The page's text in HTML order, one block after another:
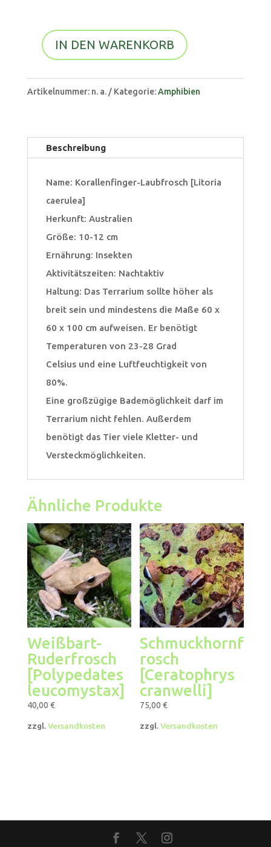
Korallenfinger-
[Litoria
IN DEN WARENKORB
l
n
Artikelnummer: n. a. Kategorie:Amphibien
Beschreibung
Name: Korallenfinger-Laubfrosch [Litoria
caerulea]
Herkunft: Australien
Größe: 10-12 cm
Ernährung: Insekten
Aktivitätszeiten: Nachtaktiv
Haltung: Das Terrarium sollte höher als
breit sein und mindestens die Maße 60 x
60 x 100 cm aufweisen. Er benötigt
Temperaturen von 23-28 Grad
Celsius und eine Luftfeuchtigkeit von
80%.
Eine großzügige Bademöglichkeit darf im
Terrarium nicht fehlen. Außerdem
benötigt das Tier viele Kletter- und
Versteckmöglichkeiten.
Ähnliche Produkte
Weißbart-
Ruderfrosch
[Polypedates
leucomystax]
40,00 €
zzgl.Versandkosten
Schmuckhornf
rosch
[Ceratophrys
cranwelli]
75,00€
zzgl.Versandkosten